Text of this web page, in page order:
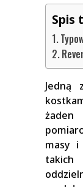
Spis
Jedną
żaden
masy i
takich